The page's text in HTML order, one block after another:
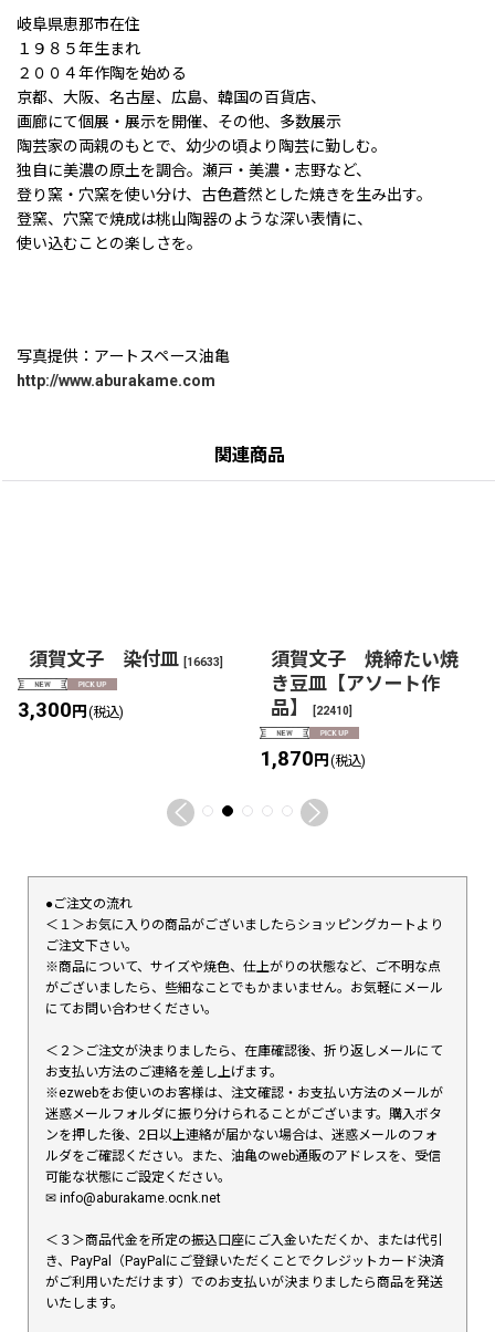
岐阜県恵那市在住
１９８５年生まれ
２００４年作陶を始める
京都、大阪、名古屋、広島、韓国の百貨店、
画廊にて個展・展示を開催、その他、多数展示
陶芸家の両親のもとで、幼少の頃より陶芸に勤しむ。
独自に美濃の原土を調合。瀬戸・美濃・志野など、
登り窯・穴窯を使い分け、古色蒼然とした焼きを生み出す。
登窯、穴窯で焼成は桃山陶器のような深い表情に、
使い込むことの楽しさを。
写真提供：アートスペース油亀
http://www.aburakame.com
関連商品
須賀文子 染付皿 [16633]
3,300円 (税込)
須賀文子 焼締たい焼
き豆皿【アソート作
品】
[22410]
1,870円 (税込)
●ご注文の流れ
＜１＞お気に入りの商品がございましたらショッピングカートより
ご注文下さい。
※商品について、サイズや焼色、仕上がりの状態など、ご不明な点
がございましたら、些細なことでもかまいません。お気軽にメール
にてお問い合わせください。
＜２＞ご注文が決まりましたら、在庫確認後、折り返しメールにて
お支払い方法のご連絡を差し上げます。
※ezwebをお使いのお客様は、注文確認・お支払い方法のメールが
迷惑メールフォルダに振り分けられることがございます。購入ボタ
ンを押した後、2日以上連絡が届かない場合は、迷惑メールのフォ
ルダをご確認ください。また、油亀のweb通販のアドレスを、受信
可能な状態にご設定ください。
✉︎ info@aburakame.ocnk.net
＜３＞商品代金を所定の振込口座にご入金いただくか、または代引
き、PayPal（PayPalにご登録いただくことでクレジットカード決済
がご利用いただけます）でのお支払いが決まりましたら商品を発送
いたします。